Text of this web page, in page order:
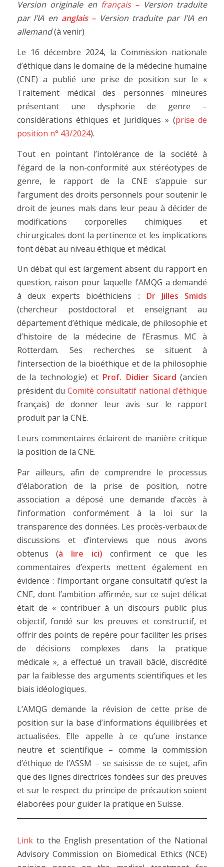
Version originale en français– Version traduite
par l’IA enanglais –Version traduite par l’IA en
allemand(à venir)
Le 16 décembre 2024, la Commission nationale
d’éthique dans le domaine de la médecine humaine
(CNE) a publié une prise de position sur le «
Traitement médical des personnes mineures
présentant une dysphorie de genre –
considérations éthiques et juridiques » (prise de
position n° 43/2024).
Tout en pointant l’intolérance de la société à
l’égard de la non-conformité aux stéréotypes de
genre, le rapport de la CNE s’appuie sur
l’argument des droits personnels pour soutenir le
droit de jeunes mals dans leur peau à décider de
modifications corporelles chimiques et
chirurgicales dont la pertinence et les implications
font débat au niveau éthique et médical.
Un débat qui est largement absent du rapport en
question, raison pour laquelle l’AMQG a demandé
à deux experts bioéthiciens : Dr Jilles Smids
(chercheur postdoctoral et enseignant au
département d’éthique médicale, de philosophie et
d’histoire de la médecine de l’Erasmus MC à
Rotterdam. Ses recherches se situent à
l’intersection de la bioéthique et de la philosophie
de la technologie) et Prof. Didier Sicard (ancien
président du Comité consultatif national d’éthique
français) de donner leur avis sur le rapport
produit par la CNE.
Leurs commentaires éclairent de manière critique
la position de la CNE.
Par ailleurs, afin de comprendre le processus
d’élaboration de la prise de position, notre
association a déposé une demande d’accès à
l’information conformément à la loi sur la
transparence des données. Les procès-verbaux de
discussions et d’interviews que nous avons
obtenus (à lire ici) confirment ce que les
commentaires d’experts mettent également en
évidence : l’important organe consultatif qu’est la
CNE, dont l’ambition affirmée, sur ce sujet délicat
était de « contribuer à un discours public plus
objectif, fondé sur les preuves et constructif, et
offrir des points de repère pour faciliter les prises
de décisions complexes dans la pratique
médicale », a effectué un travail bâclé, discrédité
par la faiblesse des arguments scientifiques et les
biais idéologiques.
L’AMQG demande la révision de cette prise de
position sur la base d’informations équilibrées et
actualisées. Elle appelle à ce qu’une instance
neutre et scientifique – comme la commission
d’éthique de l’ASSM – se saisisse de ce sujet, afin
que des lignes directrices fondées sur des preuves
et sur le respect du principe de précaution soient
élaborées pour guider la pratique en Suisse.
Linkto the English presentation of the National
Advisory Commission on Biomedical Ethics (NCE)